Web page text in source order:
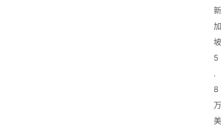
新
加
坡
5
.
8
万
美